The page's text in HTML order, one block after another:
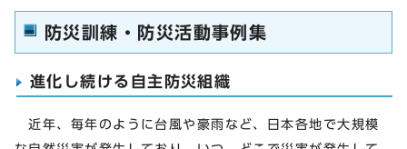
防災訓練・防災活動事例集
進化し続ける自主防災組織
近年、毎年のように台風や豪雨など、日本各地で大規模